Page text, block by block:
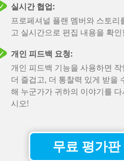
실시간 협업:
프로페셔널 플랜 멤버와 스토
고 실시간으로 편집 내용을 확
개인 피드백 요청:
개인 피드백 기능을 사용하면
더 즐겁고, 더 통찰력 있게 받을
해 누군가가 귀하의 이야기를
시오!
무료 평가
각각 15가지 표현 변형이 있습니
이 기능 보기
자동 및 수동 동작 타이밍 옵션.
이 기능 보기
드래그 앤 드롭:
스토리를 손쉽게 재정렬할 수 있
채팅을 통해 저희 팀의 빠른 도